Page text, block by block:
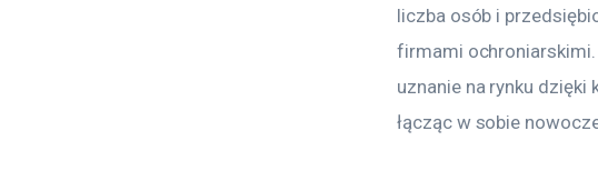
liczba osób i
firmami ochroniarskimi.
uznanie na rynku
łącząc w sobie